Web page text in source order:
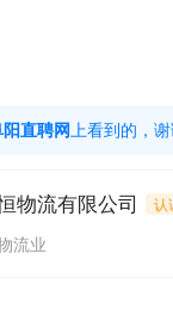
阳直聘网 上看到的，谢
物流有限公司 认
流业